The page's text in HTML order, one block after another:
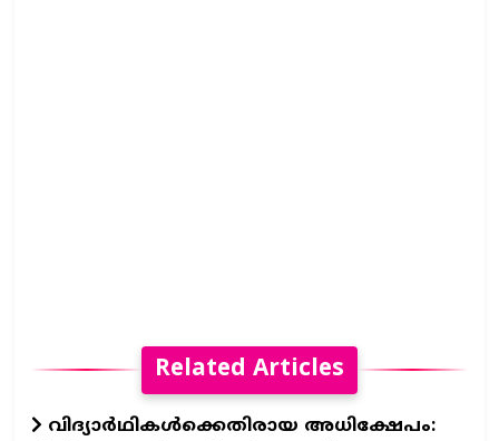
Related Articles
വിദ്യാർഥികൾക്കെതിരായ അധിക്ഷേപം: